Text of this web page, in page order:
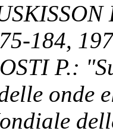
184,
P.:
onde